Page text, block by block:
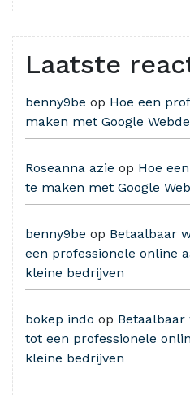
Laatste
benny9be op Hoe een
maken met Google
Roseanna azie op Hoe
te maken met Google
benny9be op Betaalbaar
een professionele online
kleine bedrijven
bokep indo op
tot een professionele
kleine bedrijven